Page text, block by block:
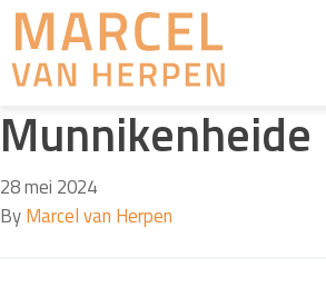
Munnikenheide
28 mei 2024
ByMarcel van Herpen